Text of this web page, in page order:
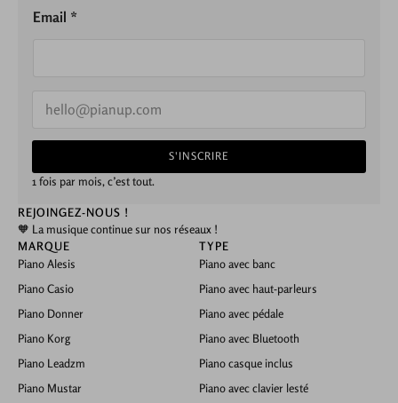
Email *
i
*
S'INSCRIRE
1 fois par mois, c’est tout.
REJOINGEZ-NOUS !
🧡 La musique continue sur nos réseaux !
MARQUE
Piano Alesis
Piano Casio
Piano Donner
Piano Korg
Piano Leadzm
Piano Mustar
TYPE
Piano avec banc
Piano avec haut-parleurs
Piano avec pédale
Piano avec Bluetooth
Piano casque inclus
Piano avec clavier lesté